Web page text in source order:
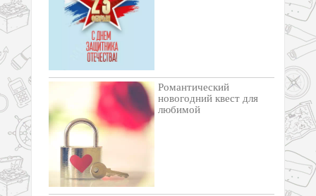
Романтический
новогодний квест для
любимой